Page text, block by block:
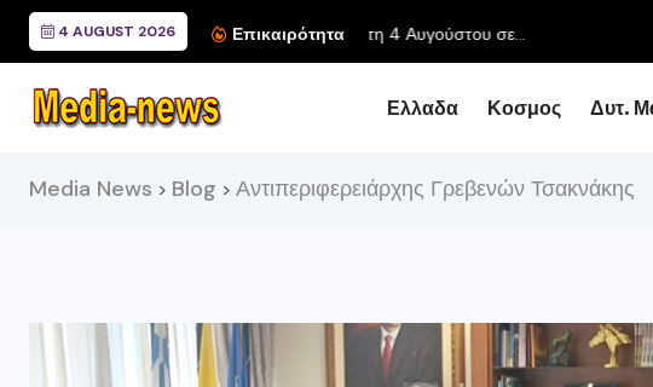
4 AUGUST 2026 Επικαιρότητα Συνάντηση του Περιφερειάρχη με
Ελλαδα Κοσμος Δυτ.
Media News > Blog > Αντιπεριφερειάρχης Γρεβενών Τσακνάκης